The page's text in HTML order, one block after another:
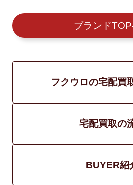
ブランド
フクウロの宅配買
宅配買取の
BUYER紹